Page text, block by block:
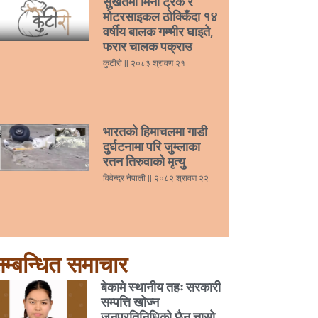
मोटरसाइकल ठोक्किँदा १४
वर्षीय बालक गम्भीर घाइते,
फरार चालक पक्राउ
कुटीरो २०८३ श्रावण २१
भारतको हिमाचलमा गाडी
दुर्घटनामा परि जुम्लाका
रतन तिरुवाको मृत्यु
विवेन्द्र नेपाली २०८२ श्रावण २२
समाचार
बेकामे स्थानीय तहः सरकारी
सम्पत्ति खोज्न